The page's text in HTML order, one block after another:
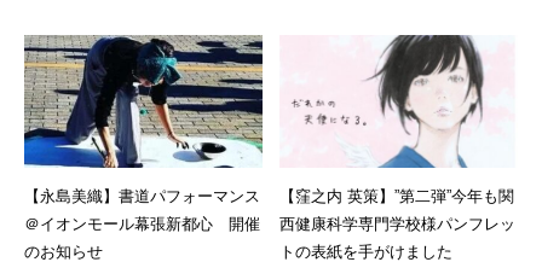
【永島美織】書道パフォーマンス
＠イオンモール幕張新都心 開催
のお知らせ
【窪之内 英策】”第二弾”今年も関
西健康科学専門学校様パンフレッ
トの表紙を手がけました